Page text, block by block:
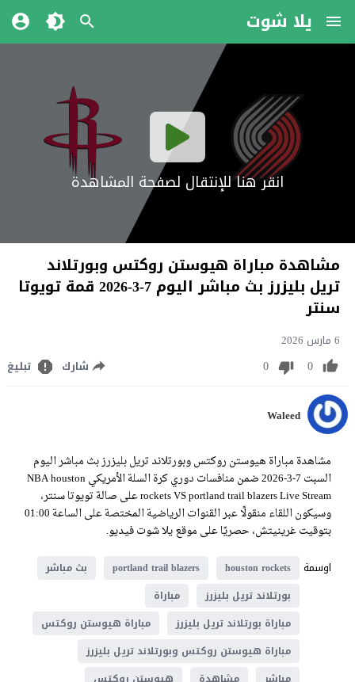
يلا شوت
انقر هنا للإنتقال لصفحة المشاهدة
مشاهدة مباراة هيوستن روكتس وبورتلاند
تريل بليزرز بث مباشر اليوم 7-3-2026 قمة تويوتا
سنتر
6 مارس 2026
0
0 شارك تبليغ
Waleed
مشاهدة مباراة هيوستن روكتس وبورتلاند تريل بليزرز بث مباشر اليوم
السبت 7-3-2026 ضمن منافسات دوري كرة السلة الأمريكي NBA houston
rockets VS portland trail blazers Live Stream على صالة تويوتا سنتر،
وسيكون اللقاء منقولًا عبر القنوات الرياضية المختصة على الساعة 01:00
بتوقيت غرينيتش، حصريًا على موقع يلا شوت فيديو.
اوسمة
houston rockets
portland trail blazers
بث مباشر
بورتلاند تريل بليزرز
مباراة
مباراة بورتلاند تريل بليزرز
مباراة هيوستن روكتس
مباراة هيوستن روكتس وبورتلاند تريل بليزرز